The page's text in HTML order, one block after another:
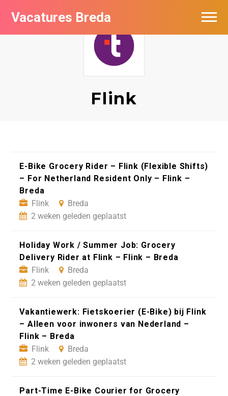
Vacatures Breda
Flink
E-Bike Grocery Rider – Flink (Flexible Shifts)
– For Netherland Resident Only – Flink –
Breda
Flink
Breda
2 weken geleden geplaatst
Holiday Work / Summer Job: Grocery
Delivery Rider at Flink – Flink – Breda
Flink
Breda
2 weken geleden geplaatst
Vakantiewerk: Fietskoerier (E-Bike) bij Flink
– Alleen voor inwoners van Nederland –
Flink – Breda
Flink
Breda
2 weken geleden geplaatst
Part-Time E-Bike Courier for Grocery
Vacatures per bedrijf in Breda
De populairste vacatures in Breda